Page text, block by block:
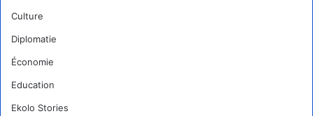
Culture
Diplomatie
Économie
Education
Ekolo Stories